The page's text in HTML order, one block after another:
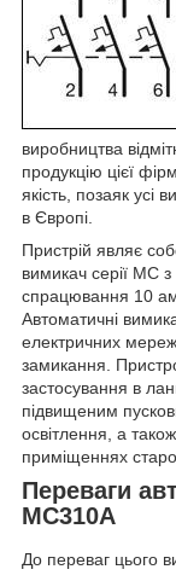
виробництва
продукцію цієї
якість, позаяк усі
в Європі.
Пристрій являє
вимикач серії MC
спрацювання 10
Автоматичні
електричних
замикання.
застосування в
підвищеним
освітлення, а також
приміщеннях
Переваги
MC310A
До переваг цього